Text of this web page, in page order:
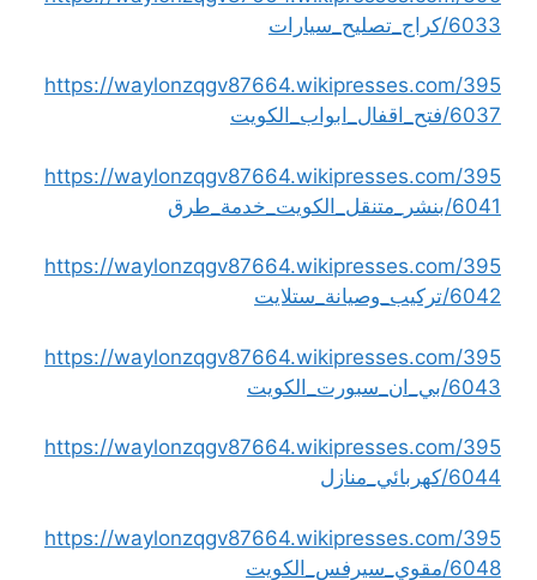
6033/كراج_تصليح_سيارات
https://waylonzqgv87664.wikipresses.com/395
6037/فتح_اقفال_ابواب_الكويت
https://waylonzqgv87664.wikipresses.com/395
6041/بنشر_متنقل_الكويت_خدمة_طرق
https://waylonzqgv87664.wikipresses.com/395
6042/تركيب_وصيانة_ستلايت
https://waylonzqgv87664.wikipresses.com/395
6043/بي_ان_سبورت_الكويت
https://waylonzqgv87664.wikipresses.com/395
6044/كهربائي_منازل
https://waylonzqgv87664.wikipresses.com/395
6048/مقوي_سيرفس_الكويت